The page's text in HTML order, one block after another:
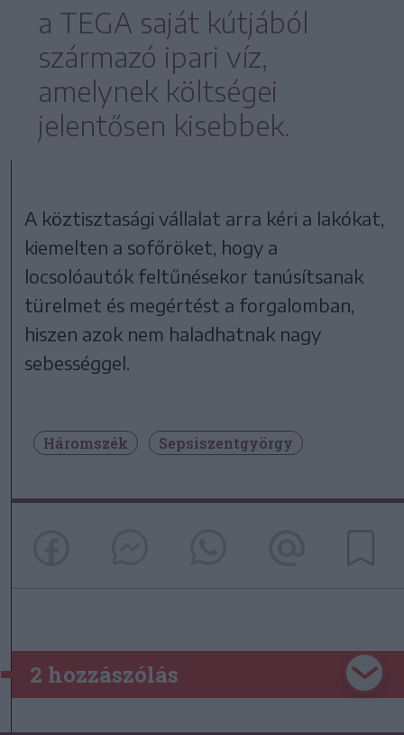
a TEGA saját kútjából
származó ipari víz,
amelynek költségei
jelentősen kisebbek.
A köztisztasági vállalat arra kéri a lakókat,
kiemelten a sofőröket, hogy a
locsolóautók feltűnésekor tanúsítsanak
türelmet és megértést a forgalomban,
hiszen azok nem haladhatnak nagy
sebességgel.
Háromszék Sepsiszentgyörgy
2 hozzászólás